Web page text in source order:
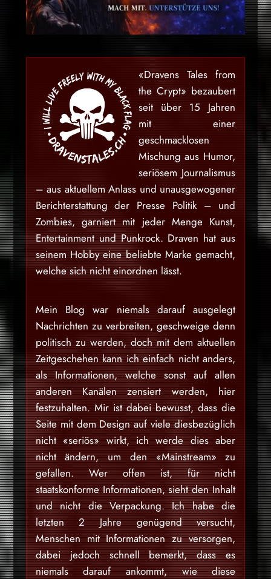
«Dravens Tales from
the Crypt» bezaubert
seit über 15 Jahren
mit einer
geschmacklosen
Mischung aus Humor,
seriösem Journalismus
– aus aktuellem Anlass und unausgewogener
Berichterstattung der Presse Politik – und
Zombies, garniert mit jeder Menge Kunst,
Entertainment und Punkrock. Draven hat aus
seinem Hobby eine beliebte Marke gemacht,
welche sich nicht einordnen lässt.
Mein Blog war niemals darauf ausgelegt
Nachrichten zu verbreiten, geschweige denn
politisch zu werden, doch mit dem aktuellen
Zeitgeschehen kann ich einfach nicht anders,
als Informationen, welche sonst auf allen
anderen Kanälen zensiert werden, hier
festzuhalten. Mir ist dabei bewusst, dass die
Seite mit dem Design auf viele diesbezüglich
nicht «seriös» wirkt, ich werde dies aber
nicht ändern, um den «Mainstream» zu
gefallen. Wer offen ist, für nicht
staatskonforme Informationen, sieht den Inhalt
und nicht die Verpackung. Ich habe die
letzten 2 Jahre genügend versucht,
Menschen mit Informationen zu versorgen,
dabei jedoch schnell bemerkt, dass es
niemals darauf ankommt, wie diese